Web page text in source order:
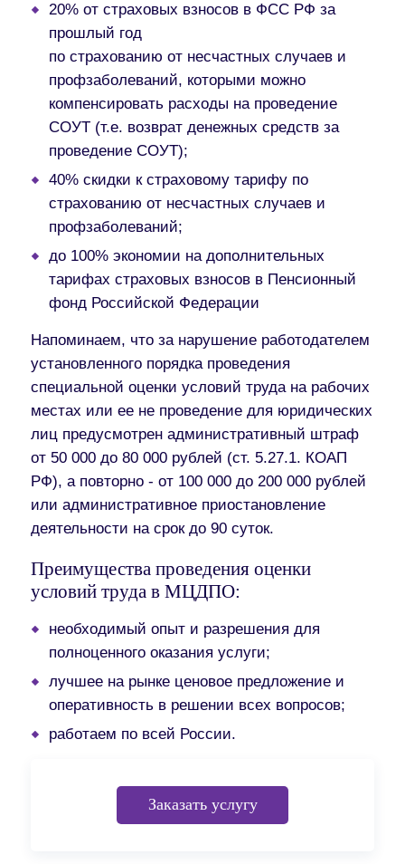
20% от страховых взносов в ФСС РФ за
прошлый год
по страхованию от несчастных случаев и
профзаболеваний, которыми можно
компенсировать расходы на проведение
СОУТ (т.е. возврат денежных средств за
проведение СОУТ);
40% скидки к страховому тарифу по
страхованию от несчастных случаев и
профзаболеваний;
до 100% экономии на дополнительных
тарифах страховых взносов в Пенсионный
фонд Российской Федерации
Напоминаем, что за нарушение работодателем
установленного порядка проведения
специальной оценки условий труда на рабочих
местах или ее не проведение для юридических
лиц предусмотрен административный штраф
от 50 000 до 80 000 рублей (ст. 5.27.1. КОАП
РФ), а повторно - от 100 000 до 200 000 рублей
или административное приостановление
деятельности на срок до 90 суток.
Преимущества проведения оценки
условий труда в МЦДПО:
необходимый опыт и разрешения для
полноценного оказания услуги;
лучшее на рынке ценовое предложение и
оперативность в решении всех вопросов;
работаем по всей России.
Заказать услугу